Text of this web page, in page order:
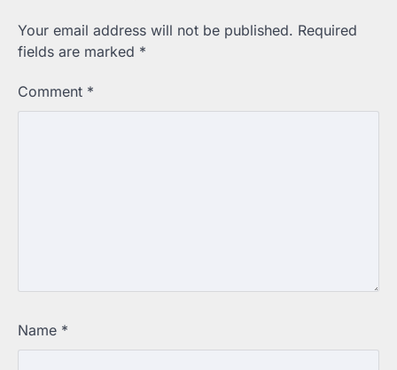
Your email address will not be published. Required
fields are marked *
Comment *
Name *